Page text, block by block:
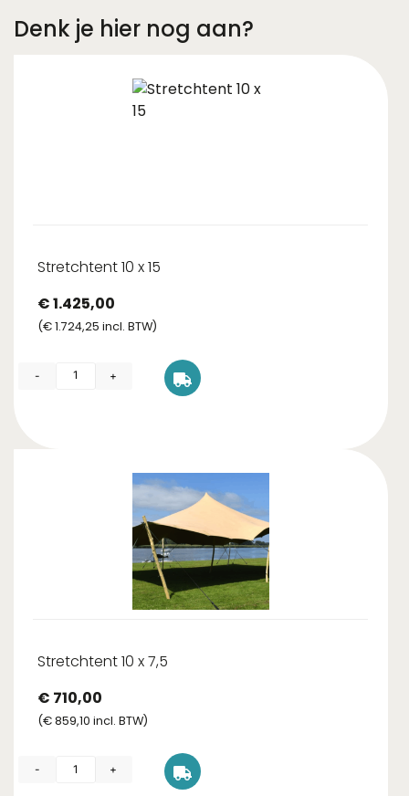
Denk je hier nog aan?
Stretchtent 10 x 15
€1.425,00
(€1.724,25 incl. BTW)
- +
Stretchtent 10 x 7,5
€ 710,00
(€859,10 incl. BTW)
- +